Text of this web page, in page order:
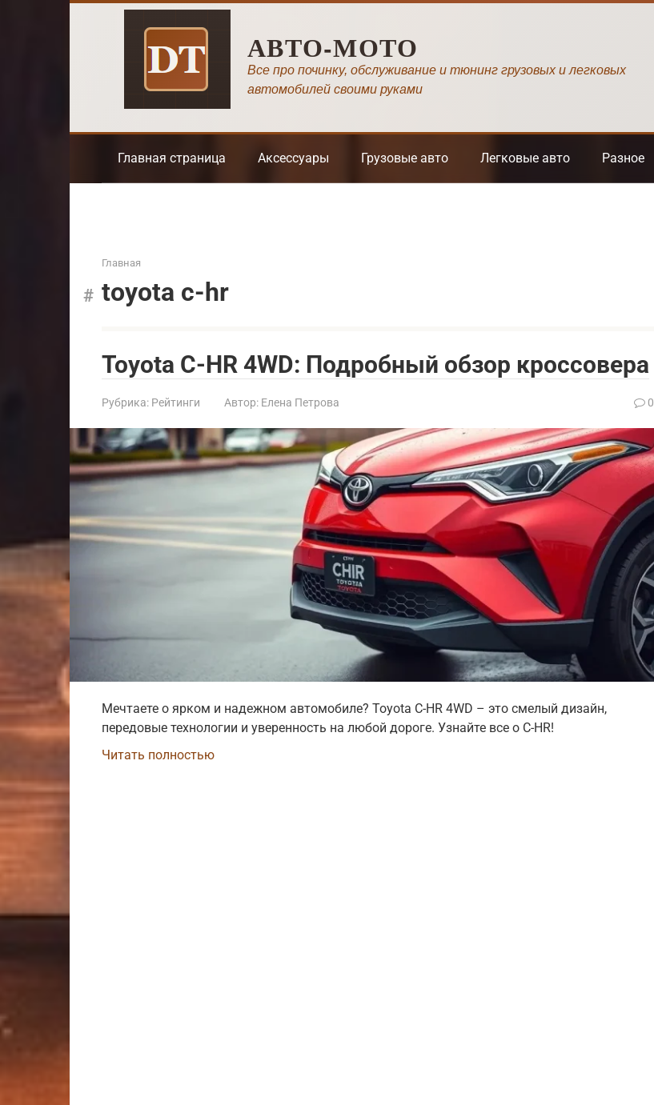
АВТО-МОТО
Все про починку, обслуживание и тюнинг грузовых и легковых
автомобилей своими руками
Главная страница Аксессуары Грузовые авто Легковые авто Разное
Главная
toyota c-hr
Toyota C-HR 4WD: Подробный обзор кроссовера
Рубрика: Рейтинги Автор: Елена Петрова 0
Мечтаете о ярком и надежном автомобиле? Toyota C-HR 4WD – это смелый дизайн,
передовые технологии и уверенность на любой дороге. Узнайте все о C-HR!
Читать полностью